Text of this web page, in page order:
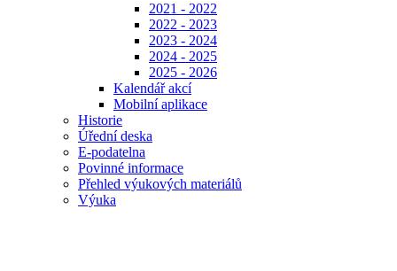
2021 - 2022
2022 - 2023
2023 - 2024
2024 - 2025
2025 - 2026
Kalendář akcí
Mobilní aplikace
Historie
Úřední deska
E-podatelna
Povinné informace
Přehled výukových materiálů
Výuka